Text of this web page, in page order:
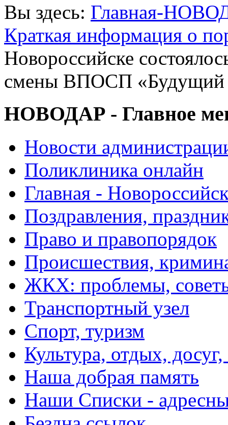
Вы здесь: Главная-
Краткая информация о
Новороссийске
смены ВПОСП «Будущий
НОВОДАР - Главное
Новости
Поликлиника онлайн
Главная -
Поздравления,
Право и правопорядок
Происшествия,
ЖКХ: проблемы,
Транспортный узел
Спорт, туризм
Культура, отдых,
Наша добрая память
Наши Списки -